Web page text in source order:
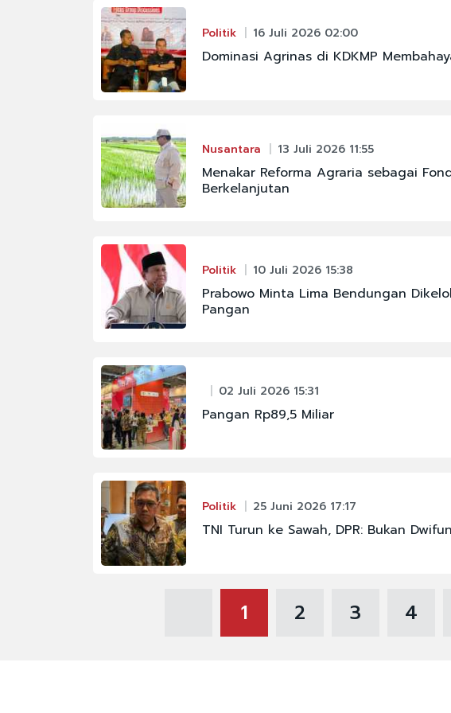
Politik 16 Juli 2026 02:00
Dominasi Agrinas di KDKMP
Nusantara 13 Juli 2026 11:55
Menakar Reforma Agraria sebagai
Berkelanjutan
Politik 10 Juli 2026 15:38
Prabowo Minta Lima Bendungan
Pangan
02 Juli 2026 15:31
Pangan Rp89,5 Miliar
Politik 25 Juni 2026 17:17
TNI Turun ke Sawah, DPR: Bukan
1 2 3 4